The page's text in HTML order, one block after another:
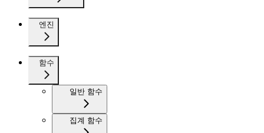
엔진
함수
일반 함수
집계 함수